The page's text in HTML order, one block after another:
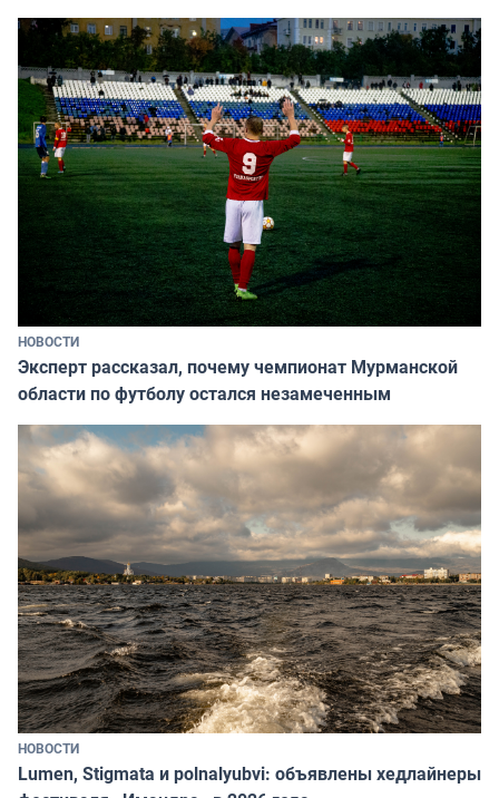
НОВОСТИ
Эксперт рассказал, почему чемпионат Мурманской
области по футболу остался незамеченным
НОВОСТИ
Lumen, Stigmata и polnalyubvi: объявлены хедлайнеры